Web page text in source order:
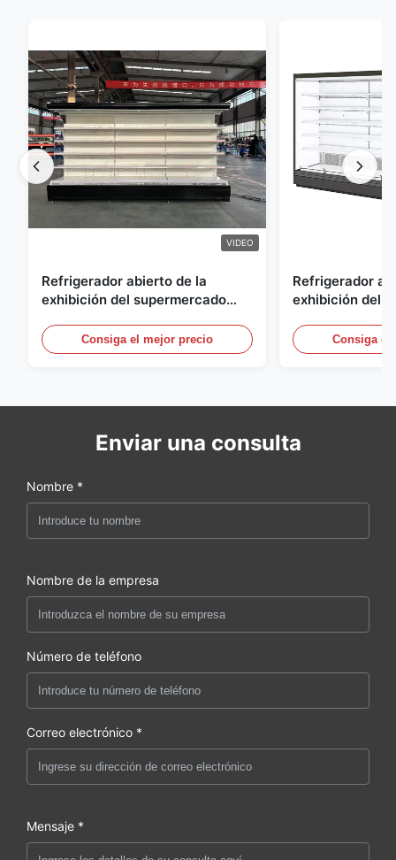
VIDEO
Refrigerador abierto de la
exhibición del supermercado
iluminación del LED
Consiga el mejor precio
Refrigerador
exhibición del
aire abierto
Consiga el
Enviar una consulta
Nombre *
Nombre de la empresa
Número de teléfono
Correo electrónico *
Mensaje *